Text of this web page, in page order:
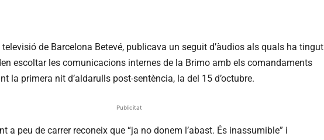
de Barcelona Betevé, publicava un seguit d’àudios als quals ha tingut
escoltar les comunicacions internes de la Brimo amb els comandaments
la primera nit d’aldarulls post-sentència, la del 15 d’octubre.
Publicitat
a peu de carrer reconeix que “ja no donem l’abast. És inassumible” i